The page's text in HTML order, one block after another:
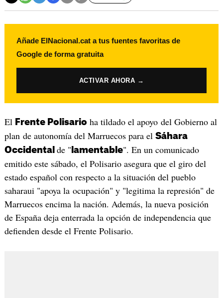
Añade ElNacional.cat a tus fuentes favoritas de
Google de forma gratuita
ACTIVAR AHORA →
El Frente Polisario ha tildado el apoyo del Gobierno al
plan de autonomía del Marruecos para el Sáhara
Occidental de " lamentable". En un comunicado
emitido este sábado, el Polisario asegura que el giro del
estado español con respecto a la situación del pueblo
saharaui "apoya la ocupación" y "legitima la represión" de
Marruecos encima la nación. Además, la nueva posición
de España deja enterrada la opción de independencia que
defienden desde el Frente Polisario.